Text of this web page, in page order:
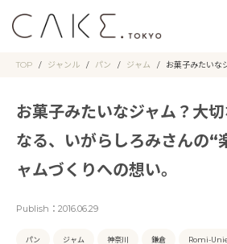
TOP ジャンル パン ジャム
お菓子みたいな
お菓子みたいなジャム？大
なる、いがらしろみさんの“
ャムづくりへの想い。
Publish： 2016.06.29
パン ジャム 神奈川 鎌倉 Romi-